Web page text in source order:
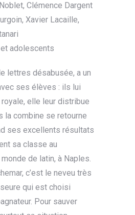
Clémence Dargent
Xavier Lacaille,
adolescents
lettres désabusée, a un
ses élèves : ils lui
elle leur distribue
la combine se retourne
ses excellents résultats
sa classe au
de latin, à Naples.
c’est le neveu très
qui est choisi
Pour sauver